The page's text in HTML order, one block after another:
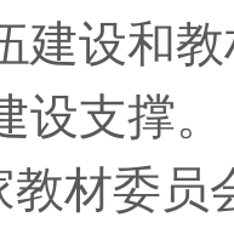
建设和
设支撑。
材委员